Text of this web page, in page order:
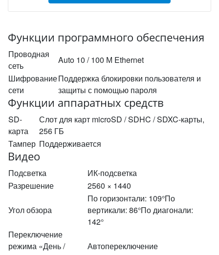
Функции программного обеспечения
Проводная
сеть
Auto 10 / 100 М Ethernet
Шифрование
сети
Поддержка блокировки пользователя и
защиты с помощью пароля
Функции аппаратных средств
SD-
карта
Слот для карт microSD / SDHC / SDXC-карты,
256 ГБ
Тампер Поддерживается
Видео
Подсветка
ИК-подсветка
Разрешение
2560 × 1440
Угол обзора
По горизонтали: 109°По
вертикали: 86°По диагонали:
142°
Переключение
режима «День /
Автопереключение